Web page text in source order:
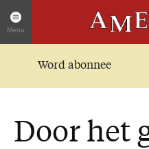
Menu
Word abonnee
Artikelen
Zoek in alle artikelen
Door het